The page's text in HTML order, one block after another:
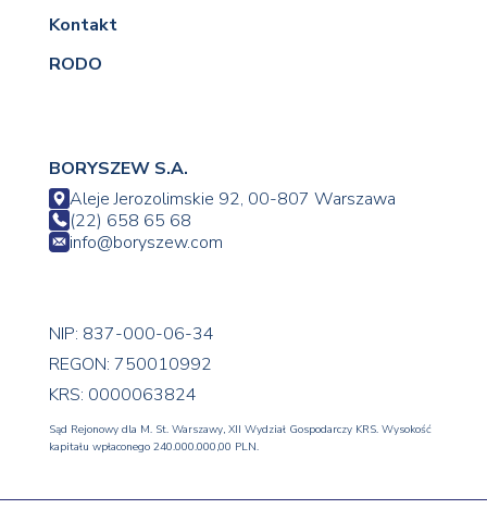
Kontakt
RODO
BORYSZEW S.A.
Aleje Jerozolimskie 92, 00-807 Warszawa
(22) 658 65 68
info@boryszew.com
NIP: 837-000-06-34
REGON: 750010992
KRS: 0000063824
Sąd Rejonowy dla M. St. Warszawy, XII Wydział Gospodarczy KRS. Wysokość
kapitału wpłaconego 240.000.000,00 PLN.